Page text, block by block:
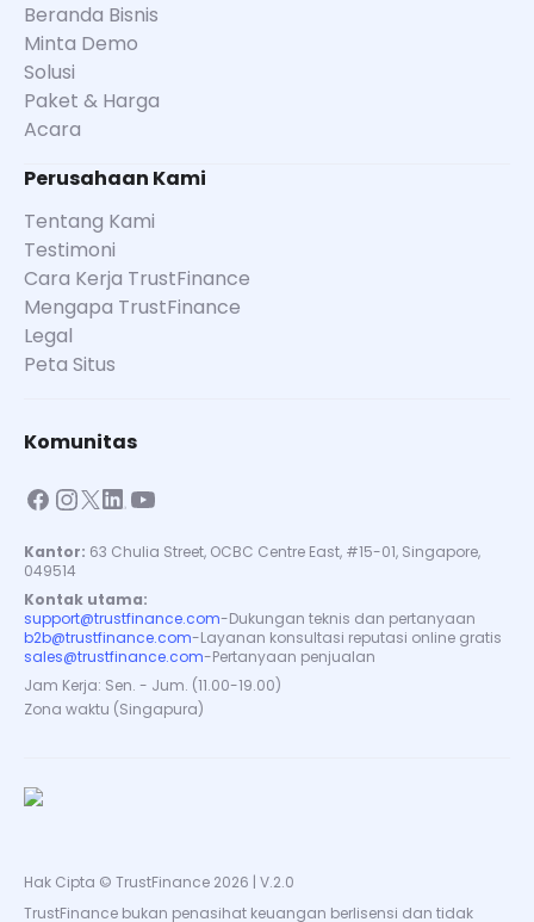
Beranda Bisnis
Minta Demo
Solusi
Paket & Harga
Acara
Perusahaan Kami
Tentang Kami
Testimoni
Cara Kerja TrustFinance
Mengapa TrustFinance
Legal
Peta Situs
Komunitas
Kantor: 63 Chulia Street, OCBC Centre East, #15-01, Singapore,
049514
Kontak utama:
support@trustfinance.com-Dukungan teknis dan pertanyaan
b2b@trustfinance.com-Layanan konsultasi reputasi online gratis
sales@trustfinance.com-Pertanyaan penjualan
Jam Kerja: Sen. - Jum. (11.00-19.00)
Zona waktu (Singapura)
Hak Cipta © TrustFinance 2026 | V.2.0
TrustFinance bukan penasihat keuangan berlisensi dan tidak